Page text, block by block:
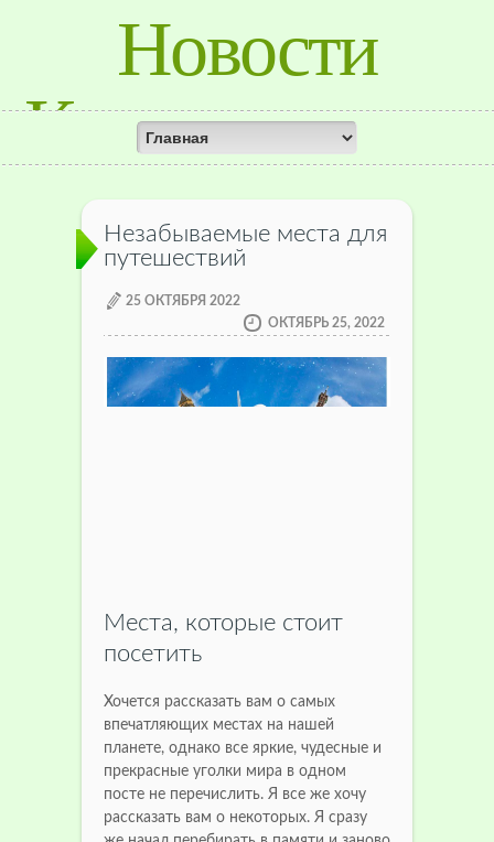
Новости
Красноярского
Края
Незабываемые места для
путешествий
25 ОКТЯБРЯ 2022
ОКТЯБРЬ 25, 2022
Места, которые стоит
посетить
Хочется рассказать вам о самых
впечатляющих местах на нашей
планете, однако все яркие, чудесные и
прекрасные уголки мира в одном
посте не перечислить. Я все же хочу
рассказать вам о некоторых. Я сразу